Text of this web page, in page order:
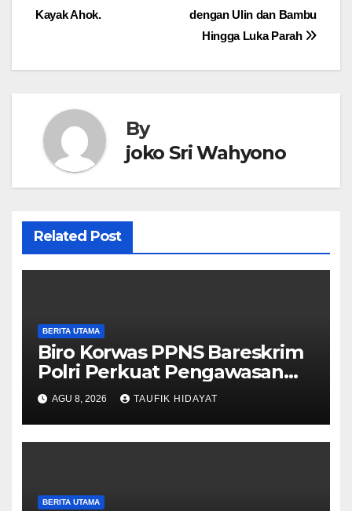
pos
dengan Ulin dan Bambu
Hingga Luka Parah
Kayak Ahok.
By
joko Sri Wahyono
Related Post
BERITA UTAMA
Biro Korwas PPNS Bareskrim
Polri Perkuat Pengawasan
untuk Dorong Penegakan
Hukum yang Profesional
AGU 8, 2026 TAUFIK HIDAYAT
BERITA UTAMA